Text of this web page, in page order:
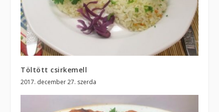
Töltött csirkemell
2017. december 27. szerda